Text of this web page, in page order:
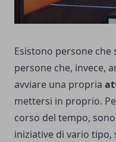
Esistono persone
persone che, invece,
avviare una propria
mettersi in proprio.
corso del tempo,
iniziative di vario